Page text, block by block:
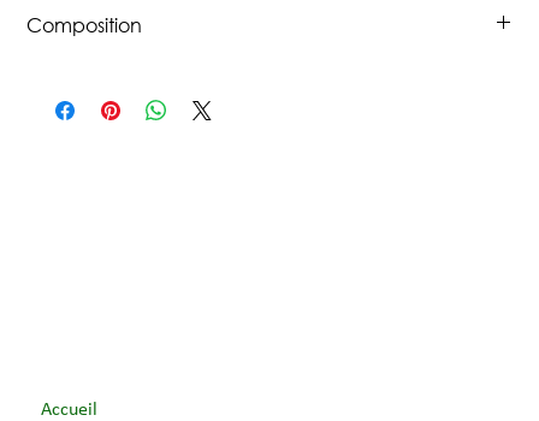
d'infusion
Composition
naturel de vanille* (4%).
*Issu de l‘agriculture biologique
Accueil